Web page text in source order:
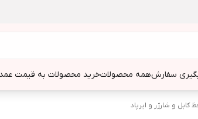
سفارشهمه محصولاتخرید محصولات به قیمت
کابل و شارژر و ایرپاد